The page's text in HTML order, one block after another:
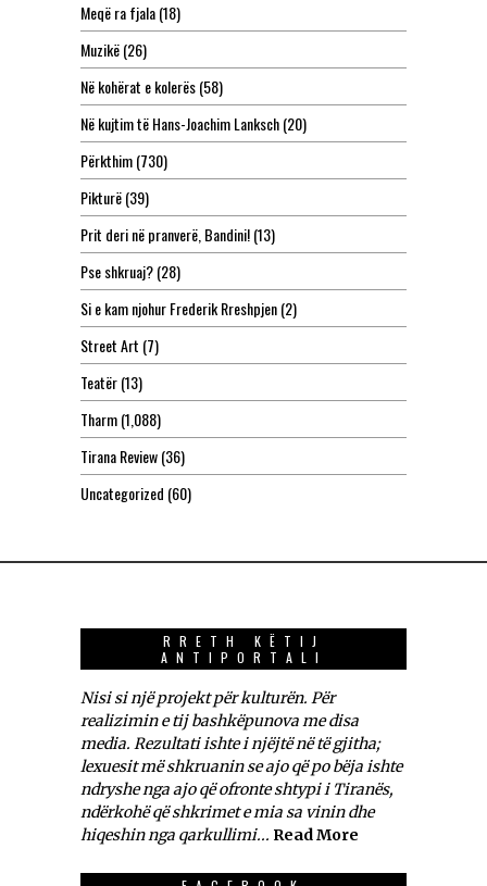
Meqë ra fjala(18)
Muzikë(26)
Në kohërat e kolerës(58)
Në kujtim të Hans-Joachim Lanksch(20)
Përkthim(730)
Pikturë(39)
Prit deri në pranverë, Bandini!(13)
Pse shkruaj?(28)
Si e kam njohur Frederik Rreshpjen(2)
Street Art (7)
Teatër(13)
Tharm(1,088)
Tirana Review(36)
Uncategorized (60)
RRETH KËTIJ
ANTIPORTALI
Nisi si një projekt për kulturën. Për
realizimin e tij bashkëpunova me disa
media. Rezultati ishte i njëjtë në të gjitha;
lexuesit më shkruanin se ajo që po bëja ishte
ndryshe nga ajo që ofronte shtypi i Tiranës,
ndërkohë që shkrimet e mia sa vinin dhe
hiqeshin nga qarkullimi... Read More